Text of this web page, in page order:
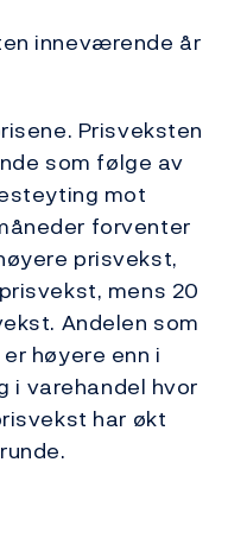
inneværende år
Prisveksten
som følge av
mot
forventer
prisvekst,
mens 20
Andelen som
høyere enn i
i varehandel hvor
har økt